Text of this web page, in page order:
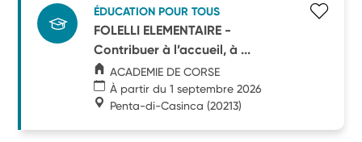
ÉDUCATION POUR TOUS
FOLELLI ELEMENTAIRE -
Contribuer à l’accueil, à ...
ACADEMIE DE CORSE
À partir du 1 septembre 2026
Penta-di-Casinca (20213)